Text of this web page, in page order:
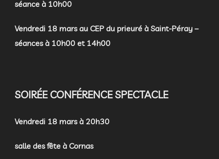
séance à 10h00
Vendredi 18 mars au CEP du prieuré à Saint-Péray –
séances à 10h00 et 14h00
SOIRÉE CONFÉRENCE SPECTACLE
Vendredi 18 mars à 20h30
salle des fête à Cornas